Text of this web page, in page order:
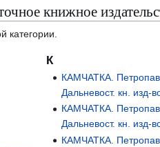
книжное
категории.
К
КАМЧАТКА.
Дальневост. кн. изд-
КАМЧАТКА.
Дальневост. кн. изд-
КАМЧАТКА.